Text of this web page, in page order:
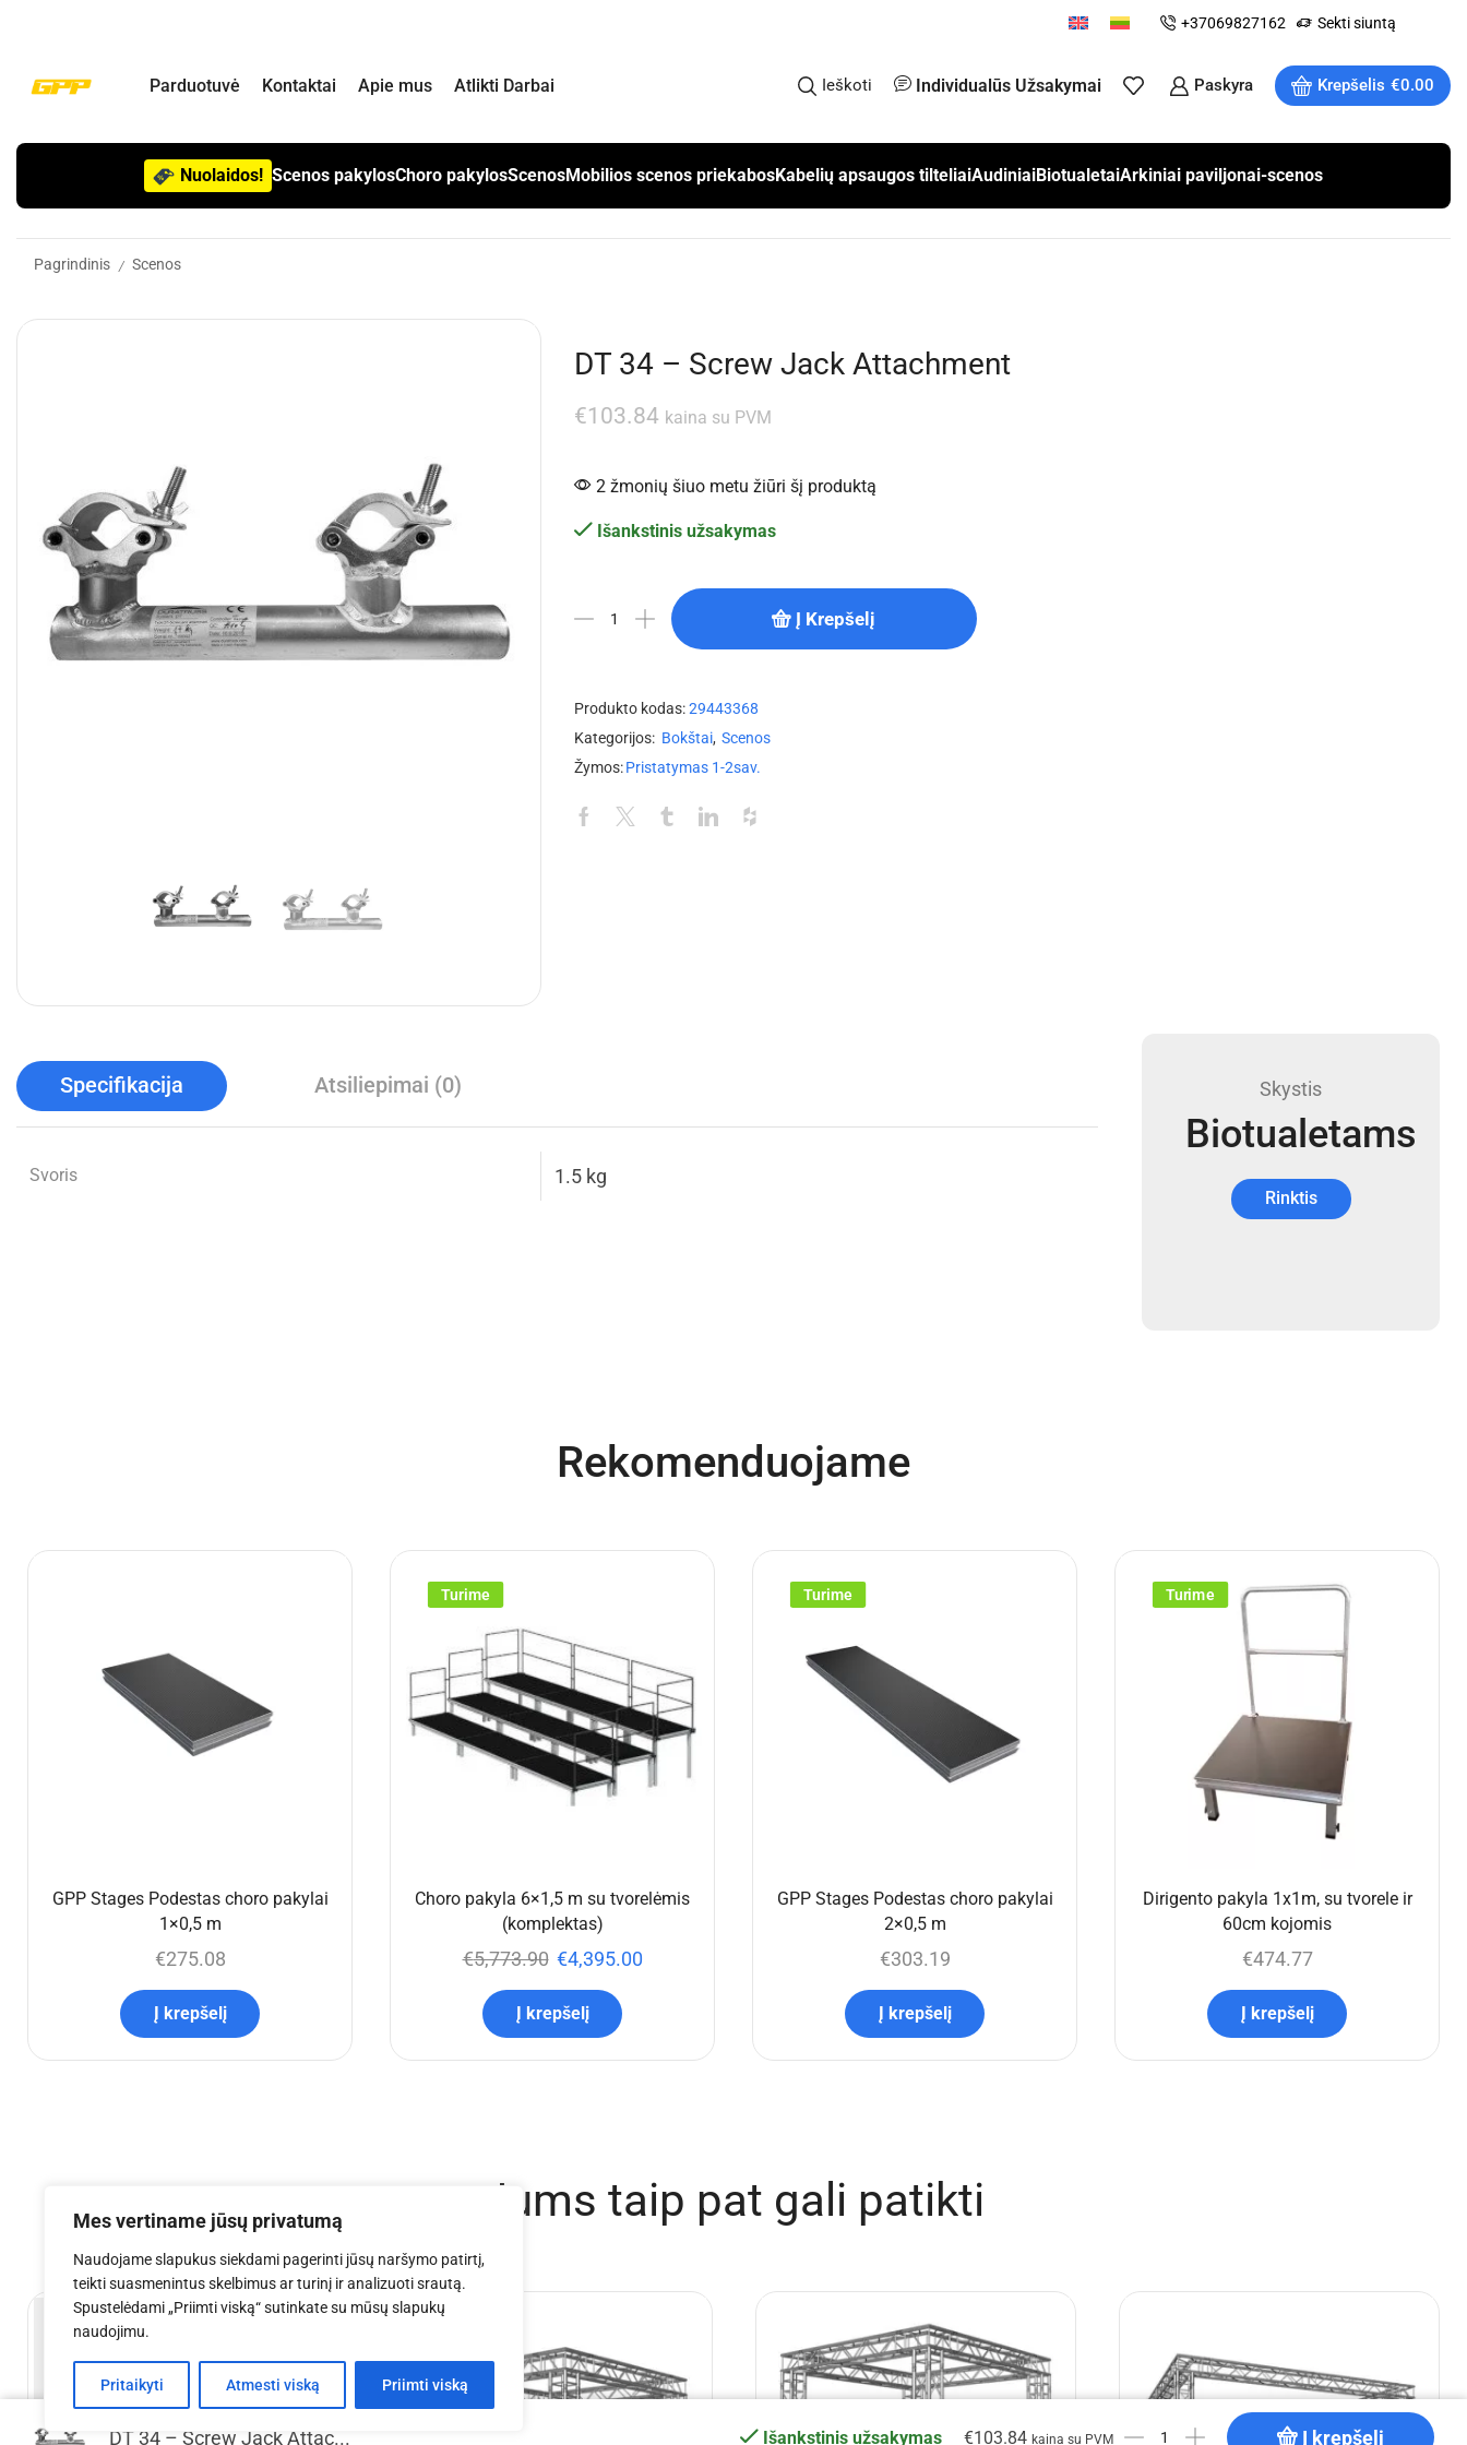
Mes vertiname jūsų privatumą
Naudojame slapukus siekdami pagerinti jūsų naršymo patirtį,
teikti suasmenintus skelbimus ar turinį ir analizuoti srautą.
Spustelėdami „Priimti viską“ sutinkate su mūsų slapukų
naudojimu.
Pritaikyti Atmesti viską Priimti viską
+37069827162 Sekti siuntą
Parduotuvė Kontaktai Apie mus Atlikti Darbai Ieškoti Individualūs Užsakymai Paskyra Krepšelis €0.00
Nuolaidos! Scenos pakylosChoro pakylosScenosMobilios scenos priekabosKabelių apsaugos tilteliaiAudiniaiBiotualetaiArkiniai paviljonai-scenos
Pagrindinis / Scenos
DT 34 – Screw Jack Attachment
€103.84 kaina su PVM
2 žmonių šiuo metu žiūri šį produktą
Išankstinis užsakymas
Į Krepšelį
Produkto kodas:29443368
Kategorijos: Bokštai, Scenos
Žymos:Pristatymas 1-2sav.
Specifikacija Atsiliepimai (0)
Svoris 1.5 kg
Skystis
Biotualetams
Rinktis
Rekomenduojame
GPP Stages Podestas choro pakylai
1×0,5 m
€275.08
Į krepšelį
Turime
Choro pakyla 6×1,5 m su tvorelėmis
(komplektas)
€5,773.90 €4,395.00
Į krepšelį
Turime
GPP Stages Podestas choro pakylai
2×0,5 m
€303.19
Į krepšelį
Turime
Dirigento pakyla 1x1m, su tvorele ir
60cm kojomis
€474.77
Į krepšelį
Jums taip pat gali patikti
DT 34 – Screw Jack Attac... €103.84 kaina su PVM
Išankstinis užsakymas Į krepšelį